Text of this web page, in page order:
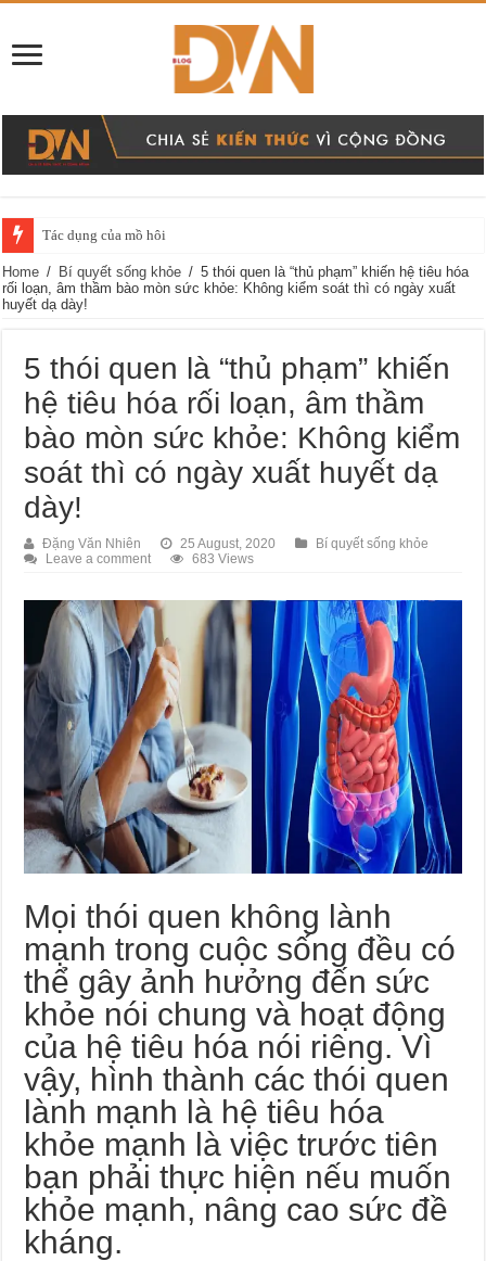
Tác dụng của mồ hôi
Home / Bí quyết sống khỏe / 5 thói quen là “thủ phạm” khiến hệ tiêu hóa
rối loạn, âm thầm bào mòn sức khỏe: Không kiểm soát thì có ngày xuất
huyết dạ dày!
5 thói quen là “thủ phạm” khiến
hệ tiêu hóa rối loạn, âm thầm
bào mòn sức khỏe: Không kiểm
soát thì có ngày xuất huyết dạ
dày!
Đặng Văn Nhiên 25 August, 2020
Bí quyết sống khỏe
Leave a comment
683 Views
Mọi thói quen không lành
mạnh trong cuộc sống đều có
thể gây ảnh hưởng đến sức
khỏe nói chung và hoạt động
của hệ tiêu hóa nói riêng. Vì
vậy, hình thành các thói quen
lành mạnh là hệ tiêu hóa
khỏe mạnh là việc trước tiên
bạn phải thực hiện nếu muốn
khỏe mạnh, nâng cao sức đề
kháng.